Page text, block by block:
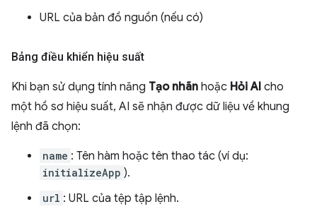
URL của bản đồ nguồn (nếu có)
Bảng điều khiển hiệu suất
Khi bạn sử dụng tính năng Tạo nhãn hoặc Hỏi AI cho
một hồ sơ hiệu suất, AI sẽ nhận được dữ liệu về khung
lệnh đã chọn:
name : Tên hàm hoặc tên thao tác (ví dụ:
initializeApp ).
url : URL của tệp tập lệnh.